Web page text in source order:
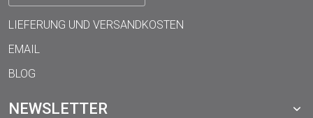
LIEFERUNG UND VERSANDKOSTEN
EMAIL
BLOG
NEWSLETTER